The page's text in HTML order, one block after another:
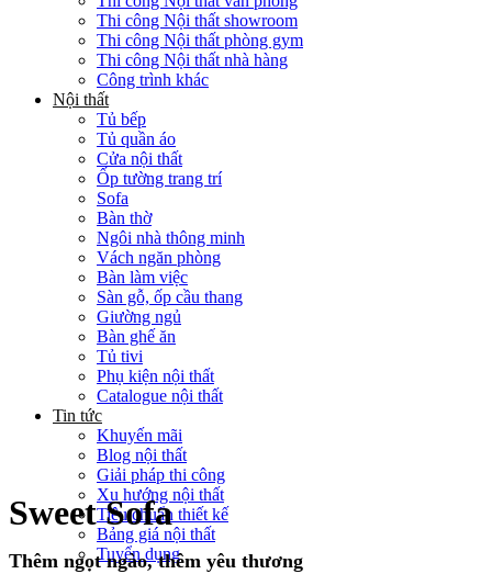
Thi công Nội thất showroom
Thi công Nội thất phòng gym
Thi công Nội thất nhà hàng
Công trình khác
Nội thất
Tủ bếp
Tủ quần áo
Cửa nội thất
Ốp tường trang trí
Sofa
Bàn thờ
Ngôi nhà thông minh
Vách ngăn phòng
Bàn làm việc
Sàn gỗ, ốp cầu thang
Giường ngủ
Bàn ghế ăn
Tủ tivi
Phụ kiện nội thất
Catalogue nội thất
Tin tức
Khuyến mãi
Blog nội thất
Giải pháp thi công
Xu hướng nội thất
Tiêu chuẩn thiết kế
Bảng giá nội thất
Tuyển dụng
Sweet Sofa
Thêm ngọt ngào, thêm yêu thương